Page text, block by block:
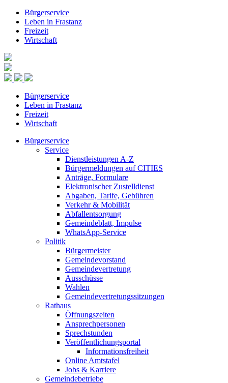
Bürgerservice
Leben in Frastanz
Freizeit
Wirtschaft
Bürgerservice
Leben in Frastanz
Freizeit
Wirtschaft
Bürgerservice
Service
Dienstleistungen A-Z
Bürgermeldungen auf CITIES
Anträge, Formulare
Elektronischer Zustelldienst
Abgaben, Tarife, Gebühren
Verkehr & Mobilität
Abfallentsorgung
Gemeindeblatt, Impulse
WhatsApp-Service
Politik
Bürgermeister
Gemeindevorstand
Gemeindevertretung
Ausschüsse
Wahlen
Gemeindevertretungssitzungen
Rathaus
Öffnungszeiten
Ansprechpersonen
Sprechstunden
Veröffentlichungsportal
Informationsfreiheit
Online Amtstafel
Jobs & Karriere
Gemeindebetriebe